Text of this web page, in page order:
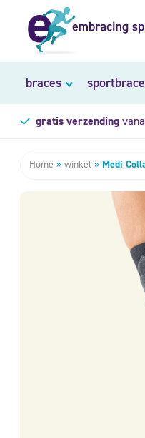
braces
gratis verzending
Home » winkel » Medi